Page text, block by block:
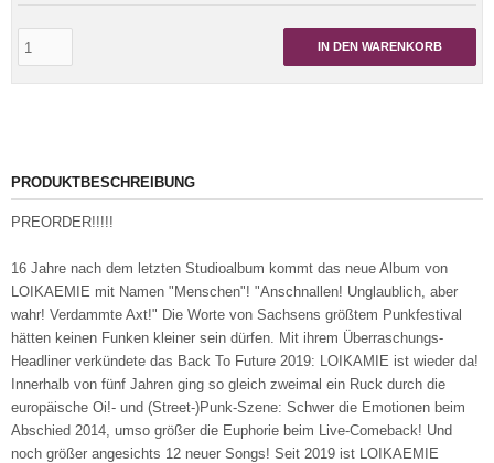
IN DEN WARENKORB
PRODUKTBESCHREIBUNG
PREORDER!!!!!
16 Jahre nach dem letzten Studioalbum kommt das neue Album von
LOIKAEMIE mit Namen "Menschen"! "Anschnallen! Unglaublich, aber
wahr! Verdammte Axt!" Die Worte von Sachsens größtem Punkfestival
hätten keinen Funken kleiner sein dürfen. Mit ihrem Überraschungs-
Headliner verkündete das Back To Future 2019: LOIKAMIE ist wieder da!
Innerhalb von fünf Jahren ging so gleich zweimal ein Ruck durch die
europäische Oi!- und (Street-)Punk-Szene: Schwer die Emotionen beim
Abschied 2014, umso größer die Euphorie beim Live-Comeback! Und
noch größer angesichts 12 neuer Songs! Seit 2019 ist LOIKAEMIE